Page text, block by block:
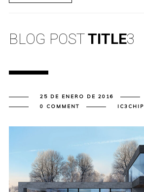
BLOG POSTTITLE3
25 DE ENERO DE 2016
0 COMMENT
IC3CHIP